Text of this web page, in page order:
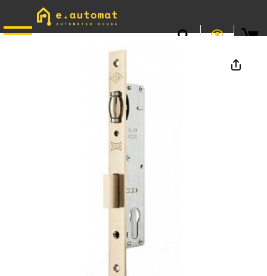
📞0746.301.381· L–V 9–17 · Livrare gratuită peste 500 lei